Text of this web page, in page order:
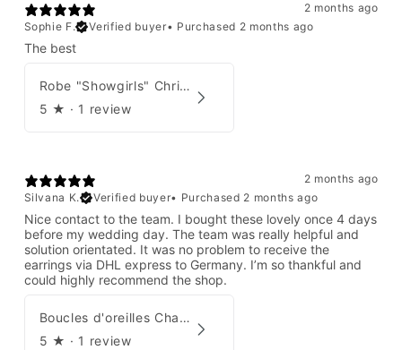
2 months ago
Sophie F.
Verified buyer• Purchased 2 months ago
The best
Robe "Showgirls" Christian Dior par John Galliano Été 2003
5 ★ · 1 review
2 months ago
Silvana K.
Verified buyer• Purchased 2 months ago
Nice contact to the team. I bought these lovely once 4 days
before my wedding day. The team was really helpful and
solution orientated. It was no problem to receive the
earrings via DHL express to Germany. I’m so thankful and
could highly recommend the shop.
Boucles d'oreilles Chanel par Karl Lagerfeld 2008
5 ★ · 1 review